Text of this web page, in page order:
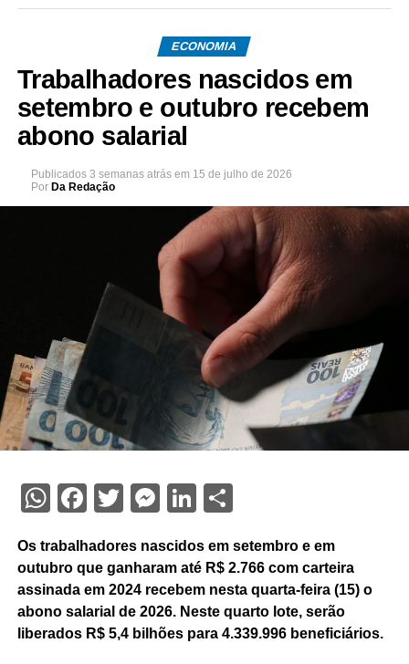
ECONOMIA
Trabalhadores nascidos em
setembro e outubro recebem
abono salarial
Publicados 3 semanas atrás em 15 de julho de 2026
Por Da Redação
WhatsApp
Facebook
Twitter
Messenger
LinkedIn
Share
Os trabalhadores nascidos em setembro e em
outubro que ganharam até R$ 2.766 com carteira
assinada em 2024 recebem nesta quarta-feira (15) o
abono salarial de 2026. Neste quarto lote, serão
liberados R$ 5,4 bilhões para 4.339.996 beneficiários.